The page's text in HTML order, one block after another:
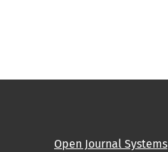
Open Journal Systems